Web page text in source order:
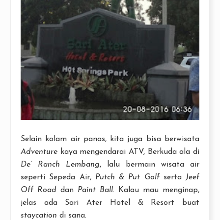
Selain kolam air panas, kita juga bisa berwisata
Adventure kaya mengendarai ATV, Berkuda ala di
De’ Ranch Lembang, lalu bermain wisata air
seperti Sepeda Air, Putch & Put Golfserta
Jeef
Off Road dan Paint Ball. Kalau mau menginap,
jelas ada Sari Ater Hotel & Resort buat
staycation di sana.